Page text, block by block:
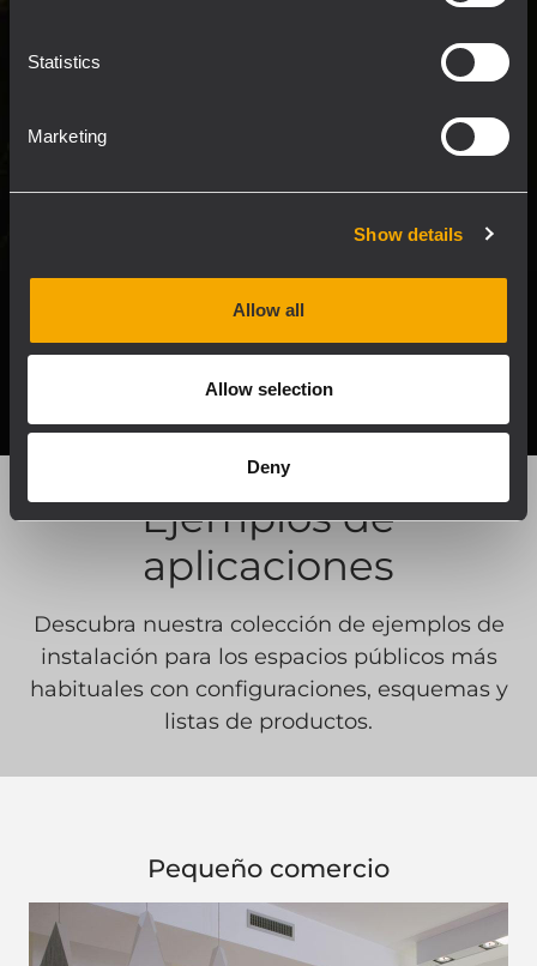
Statistics
Marketing
Show details
Allow all
Allow selection
Deny
máxima velocidad. Los usuarios tienen
los ajustes clave desde una interfaz
Ejemplos de
aplicaciones
Descubra nuestra colección de ejemplos de
instalación para los espacios públicos más
habituales con configuraciones, esquemas y
listas de productos.
Pequeño comercio